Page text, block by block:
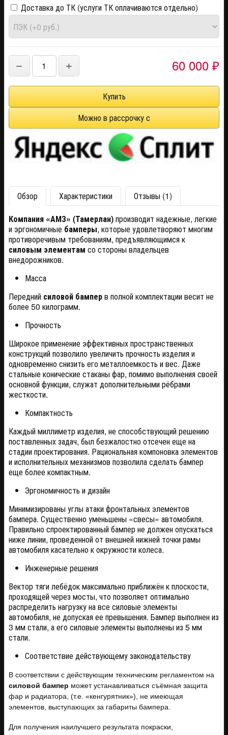
Доставка до ТК (услуги ТК оплачиваются отдельно)
− + 60 000 ₽
Обзор Характеристики
Отзывы (1)
Компания «АМЗ» (Тамерлан)производит надежные, легкие
и эргономичные бамперы, которые удовлетворяют многим
противоречивым требованиям, предъявляющимся к
силовым элементам со стороны владельцев
внедорожников.
Масса
Передний силовой бамперв полной комплектации весит не
более 50 килограмм.
Прочность
Широкое применение эффективных пространственных
конструкций позволило увеличить прочность изделия и
одновременно снизить его металлоемкость и вес. Даже
стальные конические стаканы фар, помимо выполнения своей
основной функции, служат дополнительными рёбрами
жесткости.
Компактность
Каждый миллиметр изделия, не способствующий решению
поставленных задач, был безжалостно отсечен еще на
стадии проектирования. Рациональная компоновка элементов
и исполнительных механизмов позволила сделать бампер
еще более компактным.
Эргономичность и дизайн
Минимизированы углы атаки фронтальных элементов
бампера. Существенно уменьшены «свесы» автомобиля.
Правильно спроектированный бампер не должен опускаться
ниже линии, проведенной от внешней нижней точки рамы
автомобиля касательно к окружности колеса.
Инженерные решения
Вектор тяги лебёдок максимально приближён к плоскости,
проходящей через мосты, что позволяет оптимально
распределить нагрузку на все силовые элементы
автомобиля, не допуская ее превышения. Бампер выполнен из
3 мм стали, а его силовые элементы выполнены из 5 мм
стали.
Соответствие действующему законодательству
В соответствии с действующим техническим регламентом на
силовой бампер может устанавливаться съёмная защита
фар и радиатора, (т.е. «кенгурятник»), не имеющая
элементов, выступающих за габариты бампера.
Для получения наилучшего результата покраски,